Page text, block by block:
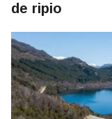
de ripio